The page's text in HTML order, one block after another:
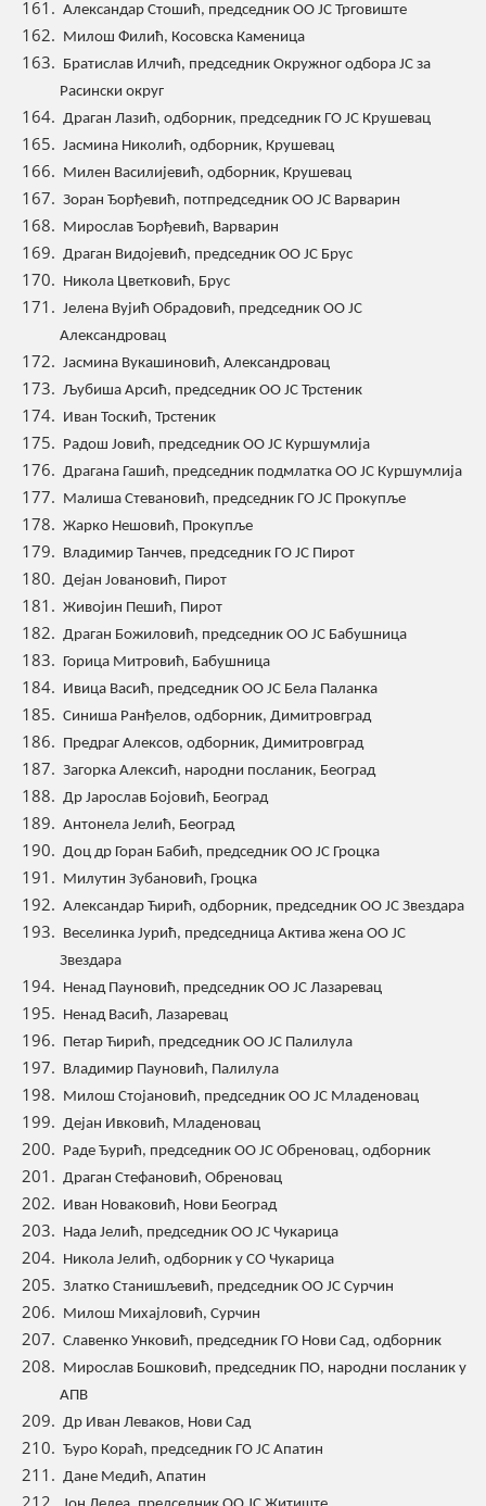
Александар Стошић, председник ОО ЈС Трговиште
Милош Филић, Косовска Каменица
Братислав Илчић, председник Окружног одбора ЈС за
Расински округ
Драган Лазић, одборник, председник ГО ЈС Крушевац
Јасмина Николић, одборник, Крушевац
Милен Василијевић, одборник, Крушевац
Зоран Ђорђевић, потпредседник ОО ЈС Варварин
Мирослав Ђорђевић, Варварин
Драган Видојевић, председник ОО ЈС Брус
Никола Цветковић, Брус
Јелена Вујић Обрадовић, председник ОО ЈС
Александровац
Јасмина Вукашиновић, Александровац
Љубиша Арсић, председник ОО ЈС Трстеник
Иван Тоскић, Трстеник
Радош Јовић, председник ОО ЈС Куршумлија
Драгана Гашић, председник подмлатка ОО ЈС Куршумлија
Малиша Стевановић, председник ГО ЈС Прокупље
Жарко Нешовић, Прокупље
Владимир Танчев, председник ГО ЈС Пирот
Дејан Јовановић, Пирот
Живојин Пешић, Пирот
Драган Божиловић, председник ОО ЈС Бабушница
Горица Митровић, Бабушница
Ивица Васић, председник ОО ЈС Бела Паланка
Синиша Ранђелов, одборник, Димитровград
Предраг Алексов, одборник, Димитровград
Загорка Алексић, народни посланик, Београд
Др Јарослав Бојовић, Београд
Антонела Јелић, Београд
Доц др Горан Бабић, председник ОО ЈС Гроцка
Милутин Зубановић, Гроцка
Александар Ћирић, одборник, председник ОО ЈС Звездара
Веселинка Јурић, председница Актива жена ОО ЈС
Звездара
Ненад Пауновић, председник ОО ЈС Лазаревац
Ненад Васић, Лазаревац
Петар Ћирић, председник ОО ЈС Палилула
Владимир Пауновић, Палилула
Милош Стојановић, председник ОО ЈС Младеновац
Дејан Ивковић, Младеновац
Раде Ђурић, председник ОО ЈС Обреновац, одборник
Драган Стефановић, Обреновац
Иван Новаковић, Нови Београд
Нада Јелић, председник ОО ЈС Чукарица
Никола Јелић, одборник у СО Чукарица
Златко Станишљевић, председник ОО ЈС Сурчин
Милош Михајловић, Сурчин
Славенко Унковић, председник ГО Нови Сад, одборник
Мирослав Бошковић, председник ПО, народни посланик у
АПВ
Др Иван Леваков, Нови Сад
Ђуро Кораћ, председник ГО ЈС Апатин
Дане Медић, Апатин